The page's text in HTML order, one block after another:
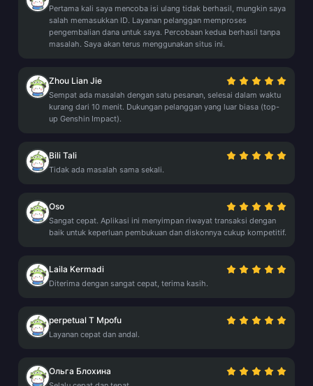
Pertama kali saya mencoba isi ulang tidak berhasil, mungkin saya
salah memasukkan ID. Layanan pelanggan memproses
pengembalian dana untuk saya. Percobaan kedua berhasil tanpa
masalah. Saya akan terus menggunakan situs ini.
Zhou Lian Jie
Sempat ada masalah dengan satu pesanan, selesai dalam waktu
kurang dari 10 menit. Dukungan pelanggan yang luar biasa (top-
up Genshin Impact).
Bili Tali
Tidak ada masalah sama sekali.
Oso
Sangat cepat. Aplikasi ini menyimpan riwayat transaksi dengan
baik untuk keperluan pembukuan dan diskonnya cukup kompetitif.
Laila Kermadi
Diterima dengan sangat cepat, terima kasih.
perpetual T Mpofu
Layanan cepat dan andal.
Ольга Блохина